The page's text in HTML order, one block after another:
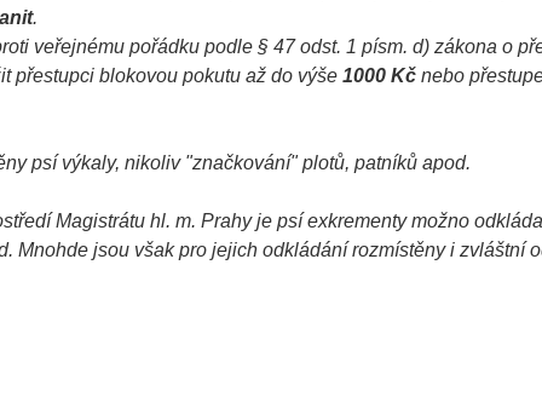
.
veřejnému pořádku podle § 47 odst. 1 písm. d) zákona o
přestupci blokovou pokutu až do výše 1000 Kč nebo
psí výkaly, nikoliv "značkování" plotů, patníků apod.
Magistrátu hl. m. Prahy je psí exkrementy možno
Mnohde jsou však pro jejich odkládání rozmístěny i zvláštní